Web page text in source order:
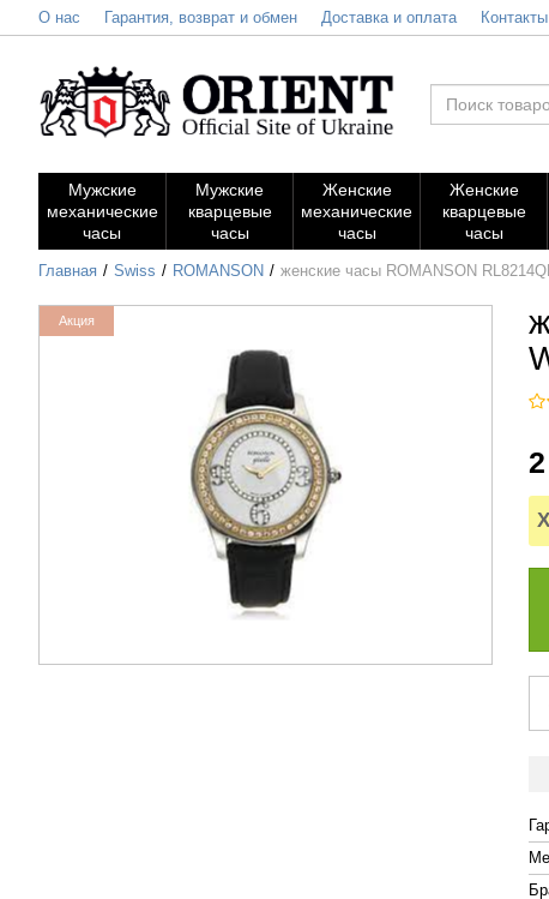
О нас Гарантия, возврат и обмен Доставка и оплата Контакты
Мужские
механические
часы
Мужские
кварцевые
часы
Женские
механические
часы
Женские
кварцевые
часы
Главная Swiss ROMANSON женские часы ROMANSON
Акция